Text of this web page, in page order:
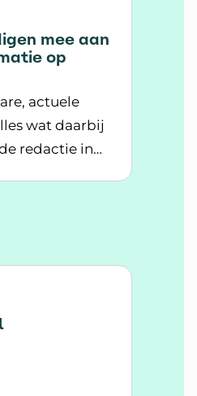
MS.nl
mee aan
op
actuele
wat daarbij
redactie in
deskundigen mee